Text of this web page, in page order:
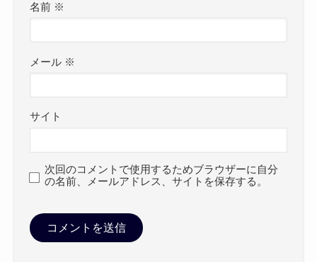
名前 ※
メール ※
サイト
次回のコメントで使用するためブラウザーに自分
の名前、メールアドレス、サイトを保存する。